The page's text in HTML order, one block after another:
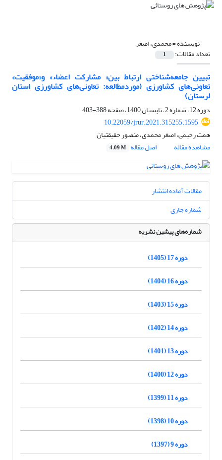
نویسنده =محمدی، اصغر
تعداد مقالات: 1
تبیین جامعه‌شناختی ارتباط بین« مشارکت اعضاء» و«موفقیت»
تعاونی‌های کشاورزی (موردمطالعه: تعاونی‌های کشاورزی استان
لرستان)
دوره 12، شماره 2، تابستان 1400، صفحه
388-403
10.22059/jrur.2021.315255.1595
همت رحیمی، اصغر محمدی، منصور حقیقتیان
مشاهده مقاله
اصل مقاله 4.09 M
مقالات آماده انتشار
شماره جاری
شماره‌های پیشین نشریه
دوره 17 (1405)
دوره 16 (1404)
دوره 15 (1403)
دوره 14 (1402)
دوره 13 (1401)
دوره 12 (1400)
دوره 11 (1399)
دوره 10 (1398)
دوره 9 (1397)